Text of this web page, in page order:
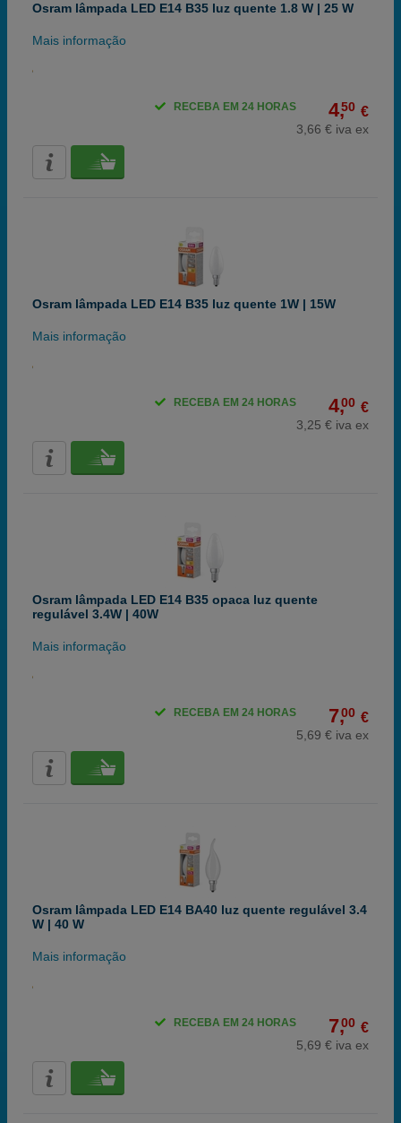
Osram lâmpada LED E14 B35 luz quente 1.8 W | 25 W
Mais informação
4,50 €
3,66 € iva ex
RECEBA EM 24 HORAS
Osram lâmpada LED E14 B35 luz quente 1W | 15W
Mais informação
4,00 €
3,25 € iva ex
RECEBA EM 24 HORAS
Osram lâmpada LED E14 B35 opaca luz quente
regulável 3.4W | 40W
Mais informação
7,00 €
5,69 € iva ex
RECEBA EM 24 HORAS
Osram lâmpada LED E14 BA40 luz quente regulável 3.4
W | 40 W
Mais informação
7,00 €
5,69 € iva ex
RECEBA EM 24 HORAS